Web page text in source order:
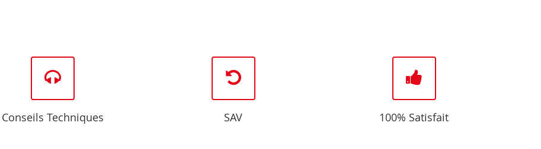
Conseils Techniques SAV 100% Satisfait